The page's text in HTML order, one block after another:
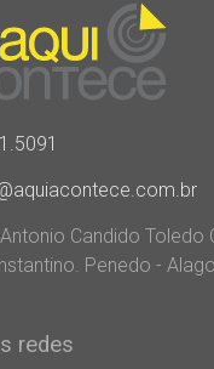
Candido Toledo
Penedo -
redes